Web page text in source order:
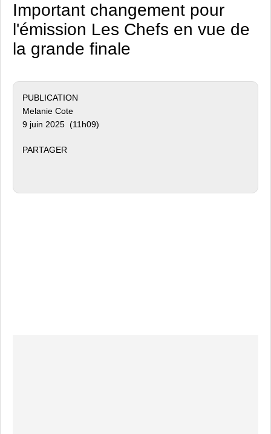
Important changement pour
l'émission Les Chefs en vue de
la grande finale
PUBLICATION
Melanie Cote
9 juin 2025 (11h09)
PARTAGER